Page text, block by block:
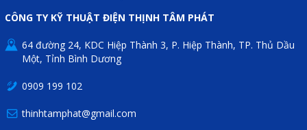
CÔNG TY KỸ THUẬT ĐIỆN THỊNH TÂM PHÁT
64 đường 24, KDC Hiệp Thành 3, P. Hiệp Thành, TP. Thủ Dầu
Một, Tỉnh Bình Dương
0909 199 102
thinhtamphat@gmail.com